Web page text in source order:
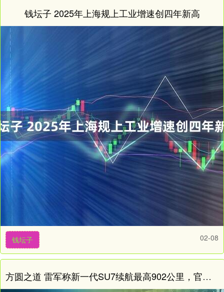
钱坛子 2025年上海规上工业增速创四年新高
钱坛子 02-08
方圆之道 雷军称新一代SU7续航最高902公里，官方回应预售价“乌龙”：以2299万元起为准